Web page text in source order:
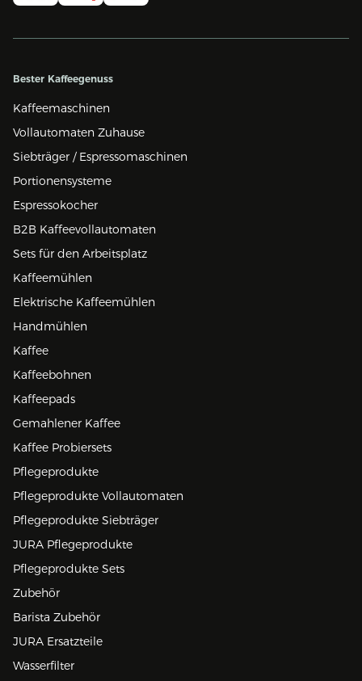
Bester Kaffeegenuss
Kaffeemaschinen
Vollautomaten Zuhause
Siebträger / Espressomaschinen
Portionensysteme
Espressokocher
B2B Kaffeevollautomaten
Sets für den Arbeitsplatz
Kaffeemühlen
Elektrische Kaffeemühlen
Handmühlen
Kaffee
Kaffeebohnen
Kaffeepads
Gemahlener Kaffee
Kaffee Probiersets
Pflegeprodukte
Pflegeprodukte Vollautomaten
Pflegeprodukte Siebträger
JURA Pflegeprodukte
Pflegeprodukte Sets
Zubehör
Barista Zubehör
JURA Ersatzteile
Wasserfilter